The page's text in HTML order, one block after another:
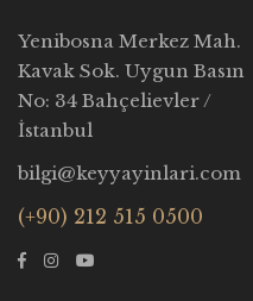
Yenibosna Merkez Mah.
Kavak Sok. Uygun Basın
No: 34 Bahçelievler /
İstanbul
bilgi@keyyayinlari.com
(+90) 212 515 0500